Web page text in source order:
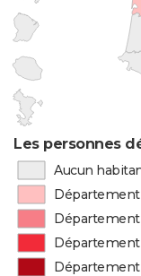
Les personnes
Aucun
Département
Département
Département